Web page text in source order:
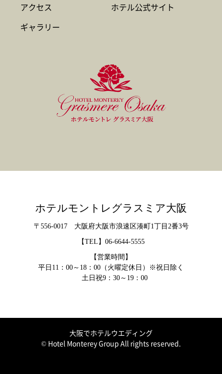
アクセス
ギャラリー
ホテル公式サイト
ホテルモントレグラスミア大阪
〒556-0017 大阪府大阪市浪速区湊町1丁目2番3号
【TEL】 06-6644-5555
【営業時間】
平日11：00～18：00（火曜定休日）※祝日除く
土日祝9：30～19：00
大阪でホテルウエディング
© Hotel Monterey Group All rights reserved.